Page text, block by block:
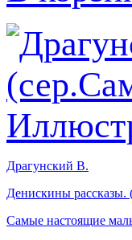
Драгунский В.
Денискины
Самые настоящие